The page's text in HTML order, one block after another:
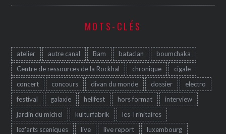
MOTS-CLÉS
atelier autre canal Bam bataclan
boumchaka
Centre de ressources de la Rockhal
chronique
cigale
concert
concours divan du monde dossier
electro
festival
galaxie hellfest hors format
interview
jardin du michel
kulturfabrik
les Trinitaires
lez'arts sceniques
live live report
luxembourg